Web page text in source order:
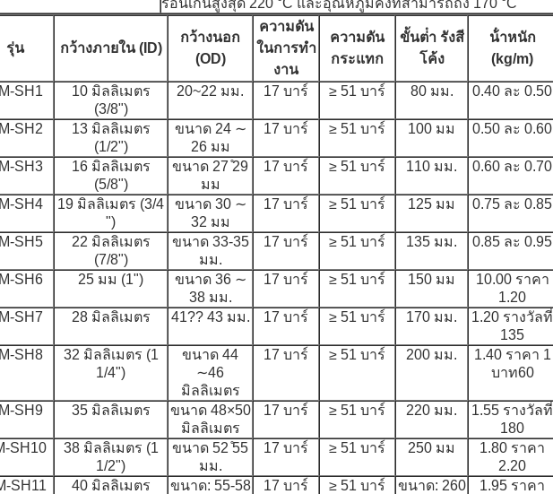
ร้อนเกินสูงสุด 220 °C และอุณหภูมิคงที่สามารถถึง 170 °C
รุ่น กว้างภายใน (ID)
กว้างนอก
(OD)
ความดัน
ในการทํา
งาน
ความดัน
กระแทก
ขั้นต่ํา รังสี
โค้ง
น้ําหนัก
(kg/m)
SH1
10 มิลลิเมตร
(3/8")
20~22 มม. 17 บาร์ ≥ 51 บาร์ 80 มม. 0.40 ละ 0.50
SH2
13 มิลลิเมตร
(1/2")
ขนาด 24 ∼
26 มม
17 บาร์ ≥ 51 บาร์ 100 มม 0.50 ละ 0.60
SH3
16 มิลลิเมตร
(5/8")
ขนาด 27 ̊29
มม
17 บาร์ ≥ 51 บาร์ 110 มม. 0.60 ละ 0.70
SH4
19 มิลลิเมตร (3/4
")
ขนาด 30 ∼
32 มม
17 บาร์ ≥ 51 บาร์ 125 มม 0.75 ละ 0.85
SH5
22 มิลลิเมตร
(7/8")
ขนาด 33-35
มม.
17 บาร์ ≥ 51 บาร์ 135 มม. 0.85 ละ 0.95
SH6 25 มม (1")
ขนาด 36 ∼
38 มม.
17 บาร์ ≥ 51 บาร์ 150 มม
10.00 ราคา
1.20
SH7
28 มิลลิเมตร 41?? 43 มม. 17 บาร์ ≥ 51 บาร์ 170 มม.
1.20 รางวัลที่
135
SH8
32 มิลลิเมตร (1
1/4")
ขนาด 44
∼46
มิลลิเมตร
17 บาร์ ≥ 51 บาร์ 200 มม.
1.40 ราคา 1
บาท60
SH9 35 มิลลิเมตร
ขนาด 48×50
มิลลิเมตร
17 บาร์ ≥ 51 บาร์ 220 มม.
1.55 รางวัลที่
180
SH10
38 มิลลิเมตร (1
1/2")
ขนาด 52 ̊55
มม.
17 บาร์ ≥ 51 บาร์ 250 มม
1.80 ราคา
2.20
SH11
40 มิลลิเมตร
ขนาด: 55-58
17 บาร์ ≥ 51 บาร์
ขนาด: 260
1.95 ราคา